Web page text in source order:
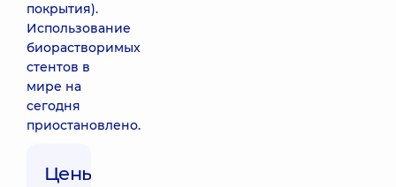
покрытия).
Использование
биорастворимых
стентов в
мире на
сегодня
приостановлено.
Цены